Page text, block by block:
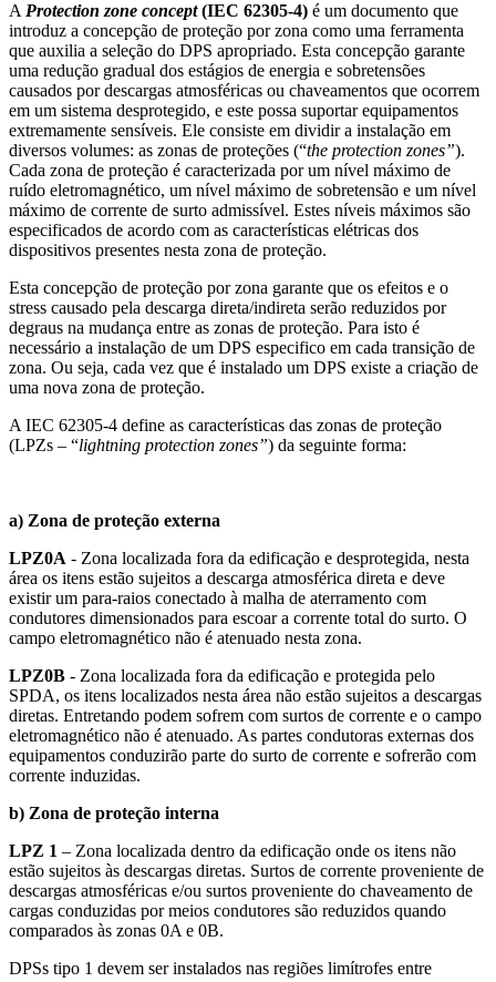
A Protection zone concept(IEC 62305-4) é um documento que
introduz a concepção de proteção por zona como uma ferramenta
que auxilia a seleção do DPS apropriado. Esta concepção garante
uma redução gradual dos estágios de energia e sobretensões
causados por descargas atmosféricas ou chaveamentos que ocorrem
em um sistema desprotegido, e este possa suportar equipamentos
extremamente sensíveis. Ele consiste em dividir a instalação em
diversos volumes: as zonas de proteções (“the protection zones”).
Cada zona de proteção é caracterizada por um nível máximo de
ruído eletromagnético, um nível máximo de sobretensão e um nível
máximo de corrente de surto admissível. Estes níveis máximos são
especificados de acordo com as características elétricas dos
dispositivos presentes nesta zona de proteção.
Esta concepção de proteção por zona garante que os efeitos e o
stress causado pela descarga direta/indireta serão reduzidos por
degraus na mudança entre as zonas de proteção. Para isto é
necessário a instalação de um DPS especifico em cada transição de
zona. Ou seja, cada vez que é instalado um DPS existe a criação de
uma nova zona de proteção.
A IEC 62305-4 define as características das zonas de proteção
(LPZs – “lightning protection zones”) da seguinte forma:
a) Zona de proteção externa
LPZ0A - Zona localizada fora da edificação e desprotegida, nesta
área os itens estão sujeitos a descarga atmosférica direta e deve
existir um para-raios conectado à malha de aterramento com
condutores dimensionados para escoar a corrente total do surto. O
campo eletromagnético não é atenuado nesta zona.
LPZ0B - Zona localizada fora da edificação e protegida pelo
SPDA, os itens localizados nesta área não estão sujeitos a descargas
diretas. Entretando podem sofrem com surtos de corrente e o campo
eletromagnético não é atenuado. As partes condutoras externas dos
equipamentos conduzirão parte do surto de corrente e sofrerão com
corrente induzidas.
b) Zona de proteção interna
LPZ 1 – Zona localizada dentro da edificação onde os itens não
estão sujeitos às descargas diretas. Surtos de corrente proveniente de
descargas atmosféricas e/ou surtos proveniente do chaveamento de
cargas conduzidas por meios condutores são reduzidos quando
comparados às zonas 0A e 0B.
DPSs tipo 1 devem ser instalados nas regiões limítrofes entre